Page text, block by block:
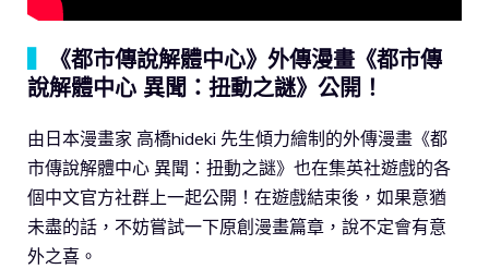
《都市傳說解體中心》外傳漫畫《都市傳
說解體中心 異聞：扭動之謎》公開！
由日本漫畫家 高橋hideki 先生傾力繪制的外傳漫畫《都
市傳說解體中心 異聞：扭動之謎》也在集英社遊戲的各
個中文官方社群上一起公開！在遊戲結束後，如果意猶
未盡的話，不妨嘗試一下原創漫畫篇章，說不定會有意
外之喜。